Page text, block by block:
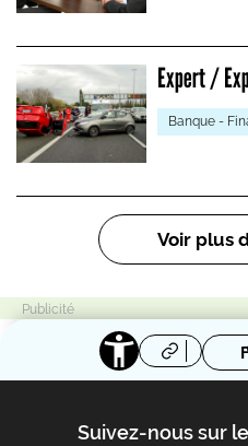
Expert /
Banque -
Pagination
Voir plus
Suivez-nous sur